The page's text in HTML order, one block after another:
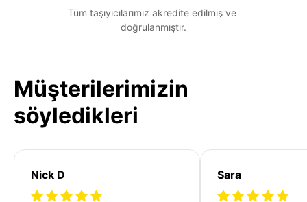
Tüm taşıyıcılarımız akredite edilmiş ve
doğrulanmıştır.
Müşterilerimizin
söyledikleri
Nick D Sara